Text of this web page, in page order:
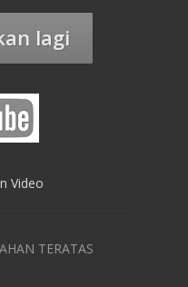
lagi
Video
TERATAS